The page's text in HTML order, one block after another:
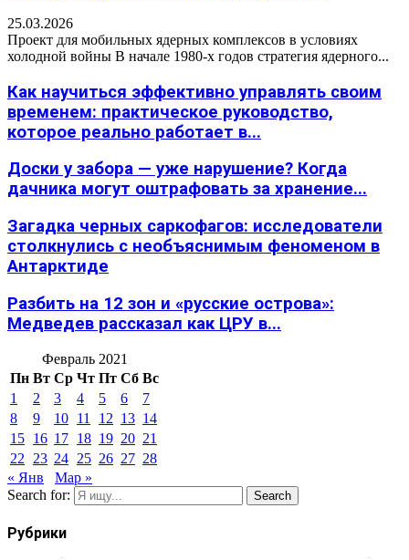
25.03.2026
Проект для мобильных ядерных комплексов в условиях
холодной войны В начале 1980-х годов стратегия ядерного...
Как научиться эффективно управлять своим
временем: практическое руководство,
которое реально работает в...
Доски у забора — уже нарушение? Когда
дачника могут оштрафовать за хранение...
Загадка черных саркофагов: исследователи
столкнулись с необъяснимым феноменом в
Антарктиде
Разбить на 12 зон и «русские острова»:
Медведев рассказал как ЦРУ в...
Февраль 2021
Пн Вт Ср Чт Пт Сб Вс
1
2 3 4 5 6
7
8
9 10 11 12 13 14
15 16 17 18 19 20 21
22
23 24 25 26 27 28
« Янв
Мар »
Search for:
Search
Рубрики